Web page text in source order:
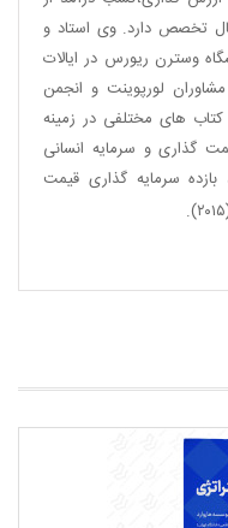
تخصص دارد. وی استاد و
وسترن ریورس در ایالات
لورپوینت و انجمن
های مختلفی در زمینه
گذاری و سرمایه انسانی
نوآوری در قیمت گذاری (۲۰۱۲)، بازده سرمایه گذاری قیمت